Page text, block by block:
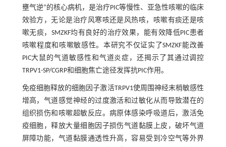
壅气逆”的核心病机，是治疗PIC等慢性、亚急性咳嗽的临床
效验方，无论是治疗风寒咳还是风热咳，咳嗽有痰还是咳
嗽无痰，SMZKF均有良好的治疗效果，能有效降低PIC患者
咳嗽程度和咳嗽敏感性。本研究不仅证实了SMZKF能改善
PIC大鼠的气道敏感性和气道炎症，还揭示了其通过调控
TRPV1-SP/CGRP和细胞焦亡途径发挥抗PIC作用。
免疫细胞释放的细胞因子激活TRPV1使周围神经末梢敏感性
增高，气道感觉神经的过度激活和过敏化从而导致潜在的
组织损伤和咳嗽超敏反应。病原体感染呼吸道后，激活免
疫细胞，释放大量细胞因子损伤气道黏膜上皮，破坏气道
屏障功能，气道黏膜通透性升高，容易受到冷空气等外界